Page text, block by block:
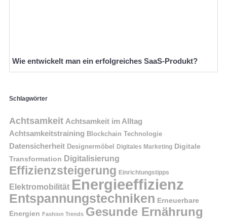
Wie entwickelt man ein erfolgreiches SaaS-Produkt?
Schlagwörter
Achtsamkeit Achtsamkeit im Alltag
Achtsamkeitstraining Blockchain Technologie
Datensicherheit Designermöbel Digitales Marketing Digitale
Transformation Digitalisierung
Effizienzsteigerung Einrichtungstipps
Elektromobilität Energieeffizienz
Entspannungstechniken Erneuerbare
Energien Fashion Trends Gesunde Ernährung